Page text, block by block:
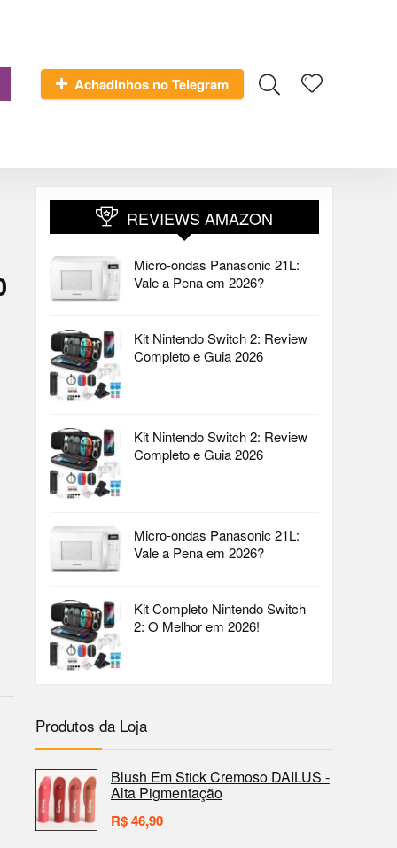
Achadinhos no Telegram
REVIEWS AMAZON
Micro-ondas Panasonic 21L:
Vale a Pena em 2026?
Kit Nintendo Switch 2: Review
Completo e Guia 2026
Kit Nintendo Switch 2: Review
Completo e Guia 2026
Micro-ondas Panasonic 21L:
Vale a Pena em 2026?
Kit Completo Nintendo Switch
2: O Melhor em 2026!
Produtos da Loja
Blush Em Stick Cremoso DAILUS -
Alta Pigmentação
R$46,90